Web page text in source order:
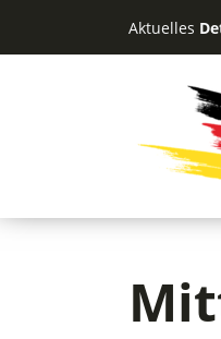
Aktuelles